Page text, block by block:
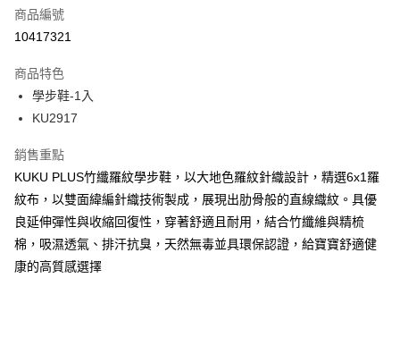
信用卡分期付款
合作金庫商業銀行
華南商業銀行
上海商業儲蓄銀行
臺灣中小企業銀行
匯豐（台灣）商業銀行
華泰商業銀行
聯邦商業銀行
遠東國際商業銀行
元大商業銀行
永豐商業銀行
台新國際商業銀行
中國信託商業銀行
台灣樂天信用卡公司
超商取貨付款
LINE Pay
Apple Pay
悠遊付
Google Pay
商品編號
10417321
商品特色
學步鞋-1入
KU2917
銷售重點
KUKU PLUS竹纖羅紋學步鞋，以大地色羅紋針織設計，精選6x1羅
紋布，以雙面緯編針織技術製成，展現出肋骨般的直線織紋。具優
良延伸彈性與收縮回復性，穿著舒適且耐用，結合竹纖維與精梳
棉，吸濕透氣、排汗抗臭，天然無毒並具環保認證，給寶寶舒適健
康的高質感選擇